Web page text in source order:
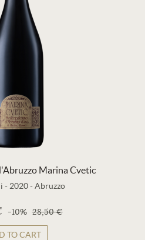
Marina Cvetic
- 2020-Abruzzo
-10% 28,50 €
TO CART